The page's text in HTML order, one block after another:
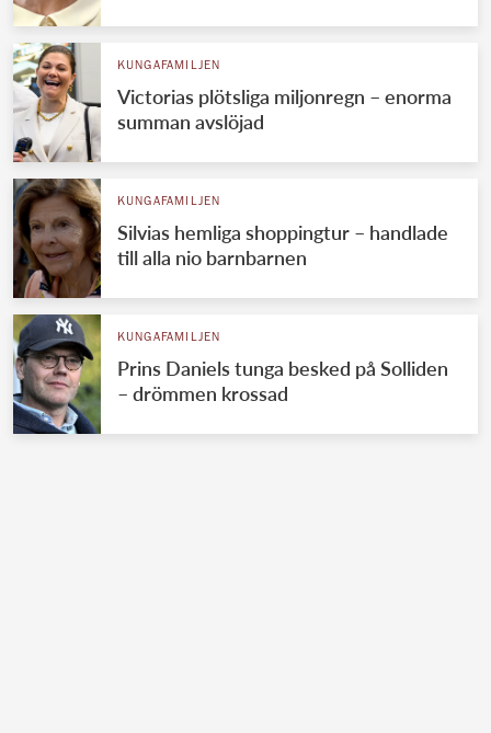
KUNGAFAMILJEN
Victorias plötsliga miljonregn – enorma
summan avslöjad
KUNGAFAMILJEN
Silvias hemliga shoppingtur – handlade
till alla nio barnbarnen
KUNGAFAMILJEN
Prins Daniels tunga besked på Solliden
– drömmen krossad